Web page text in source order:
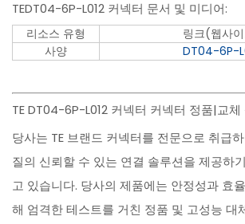
TEDT04-6P-L012 커넥터 문서 및 미디어:
리소스 유형
링크(웹사
사양
DT04-6P-
TE DT04-6P-L012 커넥터 커넥터 정품|교체
당사는 TE 브랜드 커넥터를 전문으로 취급
질의 신뢰할 수 있는 연결 솔루션을 제공하
고 있습니다. 당사의 제품에는 안정성과 효
해 엄격한 테스트를 거친 정품 및 고성능 대